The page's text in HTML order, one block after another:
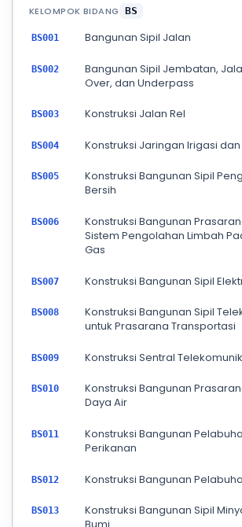
KELOMPOK BIDANG BS
BS001 Bangunan Sipil Jalan
BS002
Bangunan Sipil Jembatan,
Over, dan Underpass
BS003 Konstruksi Jalan Rel
BS004 Konstruksi Jaringan Irigasi
BS005
Konstruksi Bangunan Sipil
Bersih
BS006
Konstruksi Bangunan
Sistem Pengolahan Limbah
Gas
BS007 Konstruksi Bangunan Sipil
BS008
Konstruksi Bangunan Sipil
untuk Prasarana Transportasi
BS009 Konstruksi Sentral
BS010
Konstruksi Bangunan
Daya Air
BS011
Konstruksi Bangunan
Perikanan
BS012 Konstruksi Bangunan
BS013
Konstruksi Bangunan Sipil